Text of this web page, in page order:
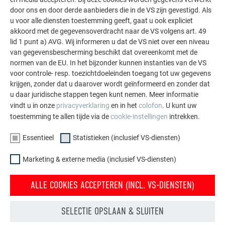
indrukwekkende projecten met de duurzame PREFA
aluminiumoplossingen voor dak, zonne-energie en
gevel.
MEER REFERENTIES BEKIJKEN
door ons en door derde aanbieders die in de VS zijn gevestigd. Als
u voor alle diensten toestemming geeft, gaat u ook expliciet
akkoord met de gegevensoverdracht naar de VS volgens art. 49
lid 1 punt a) AVG. Wij informeren u dat de VS niet over een niveau
van gegevensbescherming beschikt dat overeenkomt met de
normen van de EU. In het bijzonder kunnen instanties van de VS
voor controle- resp. toezichtdoeleinden toegang tot uw gegevens
krijgen, zonder dat u daarover wordt geïnformeerd en zonder dat
u daar juridische stappen tegen kunt nemen. Meer informatie
vindt u in onze privacyverklaring en in het colofon. U kunt uw
toestemming te allen tijde via decookie-instellingen intrekken.
Essentieel Statistieken (inclusief VS-diensten)
Marketing & externe media (inclusief VS-diensten)
ALLE COOKIES ACCEPTEREN (INCL. VS-DIENSTEN)
SELECTIE OPSLAAN & SLUITEN